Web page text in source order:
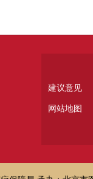
建议意见
网站地图